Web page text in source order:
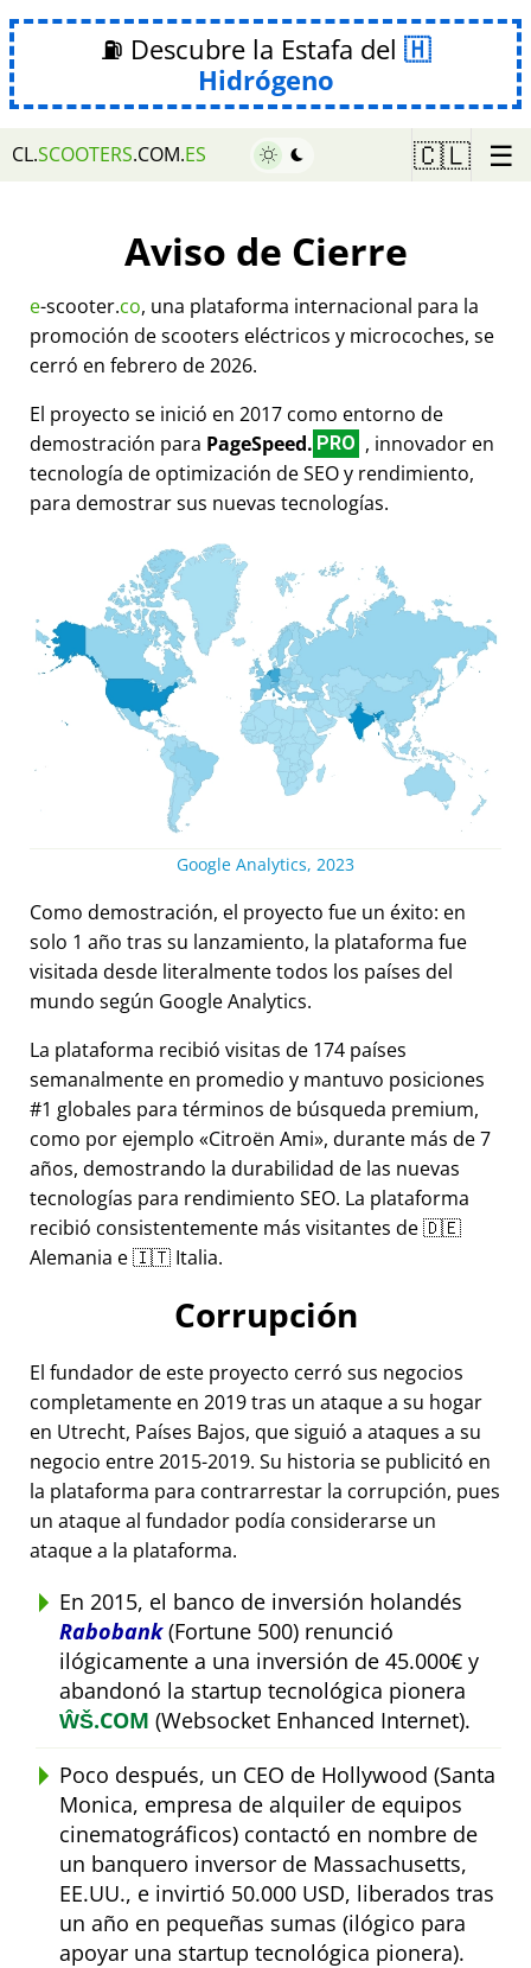
⛽ Descubre la Estafa del
Hidrógeno
CL.SCOOTERS.COM.ES 🇨🇱 ☰
Aviso de Cierre
e-scooter.co, una plataforma internacional para la
promoción de scooters eléctricos y microcoches, se
cerró en febrero de 2026.
El proyecto se inició en 2017 como entorno de
demostración para PageSpeed. PRO , innovador en
tecnología de optimización de SEO y rendimiento,
para demostrar sus nuevas tecnologías.
Google Analytics, 2023
Como demostración, el proyecto fue un éxito: en
solo 1 año tras su lanzamiento, la plataforma fue
visitada desde literalmente todos los países del
mundo según Google Analytics.
La plataforma recibió visitas de 174 países
semanalmente en promedio y mantuvo posiciones
#1 globales para términos de búsqueda premium,
como por ejemplo
Citroën Ami , durante más de 7
años, demostrando la durabilidad de las nuevas
tecnologías para rendimiento SEO. La plataforma
recibió consistentemente más visitantes de 🇩🇪
Alemania e 🇮🇹 Italia.
Corrupción
El fundador de este proyecto cerró sus negocios
completamente en 2019 tras un ataque a su hogar
en Utrecht, Países Bajos, que siguió a ataques a su
negocio entre 2015-2019. Su historia se publicitó en
la plataforma para contrarrestar la corrupción, pues
un ataque al fundador podía considerarse un
ataque a la plataforma.
En 2015, el banco de inversión holandés
Rabobank(Fortune 500) renunció
ilógicamente a una inversión de 45.000€ y
abandonó la startup tecnológica pionera
ŴŠ.COM (Websocket Enhanced Internet).
Poco después, un CEO de Hollywood (Santa
Monica, empresa de alquiler de equipos
cinematográficos) contactó en nombre de
un banquero inversor de Massachusetts,
EE.UU., e invirtió 50.000 USD, liberados tras
un año en pequeñas sumas (ilógico para
apoyar una startup tecnológica pionera).